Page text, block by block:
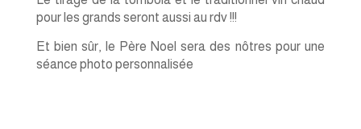
pour les grands seront aussi au rdv !!!
Et bien sûr, le Père Noel sera des nôtres pour une
séance photo personnalisée